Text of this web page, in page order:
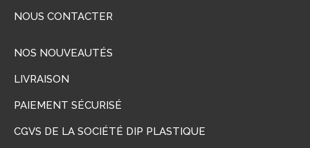
NOUS CONTACTER
NOS NOUVEAUTÉS
LIVRAISON
PAIEMENT SÉCURISÉ
CGVS DE LA SOCIÉTÉ DIP PLASTIQUE